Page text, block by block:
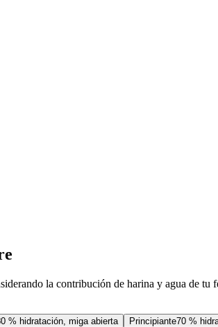
la contribución de harina y agua de tu
% hidratación, miga abierta Principiante70 %